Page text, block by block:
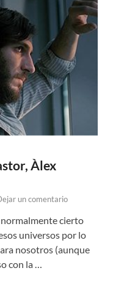
Àlex
un comentario
cierto
universos por lo
nosotros (aunque
con la …